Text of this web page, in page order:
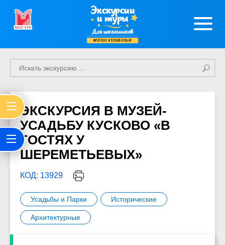
Экскурсии
и туры
Для школьников
интересно и познавательно
ЭКСКУРСИЯ В МУЗЕЙ-
УСАДЬБУ КУСКОВО «В
ГОСТЯХ У
ШЕРЕМЕТЬЕВЫХ»
КОД: 13929
Усадьбы и Парки Исторические
Архитектурные